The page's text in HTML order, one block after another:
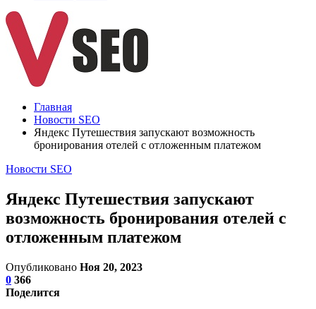
Главная
Новости SEO
Яндекс Путешествия запускают возможность
бронирования отелей с отложенным платежом
Новости SEO
Яндекс Путешествия запускают
возможность бронирования отелей с
отложенным платежом
Опубликовано Ноя 20, 2023
0 366
Поделится